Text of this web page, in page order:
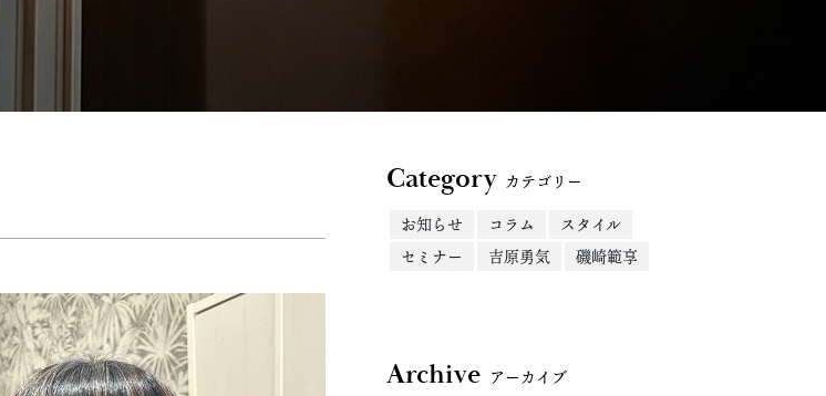
Categoryカテゴリー
お知らせ
コラム
スタイル
セミナー
吉原勇気 磯崎範享
Archive アーカイブ